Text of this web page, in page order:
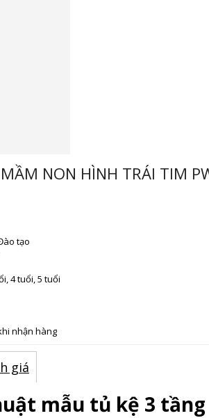
NON HÌNH TRÁI TIM
tạo
4 tuổi, 5 tuổi
nhận hàng
giá
mẫu tủ kệ 3